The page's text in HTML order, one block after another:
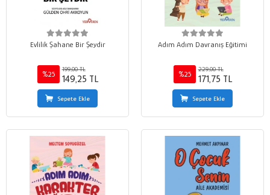
Evlilik Şahane Bir Şeydir
%25
199,00 TL
149,25 TL
Sepete Ekle
Adım Adım Davranış Eğitimi
%25
229,00 TL
171,75 TL
Sepete Ekle